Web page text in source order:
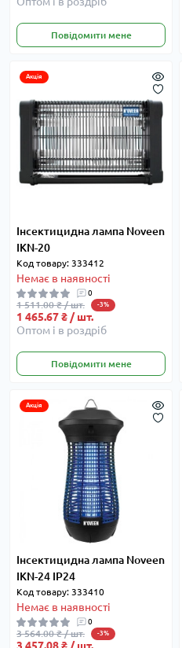
Повідомити мене
Акція
Інсектицидна лампа Noveen
IKN-20
Код товару: 333412
Немає в наявності
0
1 511.00 ₴ / шт. -3%
1 465.67 ₴ / шт.
Оптом і в роздріб
Повідомити мене
Акція
Інсектицидна лампа Noveen
IKN-24 IP24
Код товару: 333410
Немає в наявності
0
3 564.00 ₴ / шт. -3%